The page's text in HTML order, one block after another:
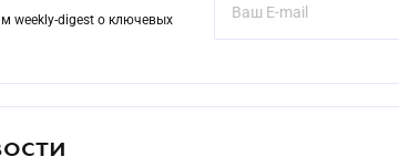
weekly-digest о ключевых